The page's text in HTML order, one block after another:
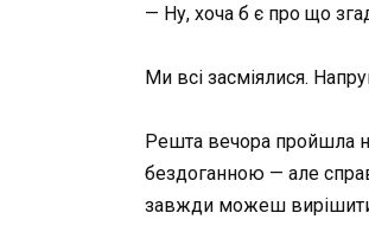
— Ну, хоча б є про що
Ми всі засміялися.
Решта вечора пройшла
бездоганною — але
завжди можеш